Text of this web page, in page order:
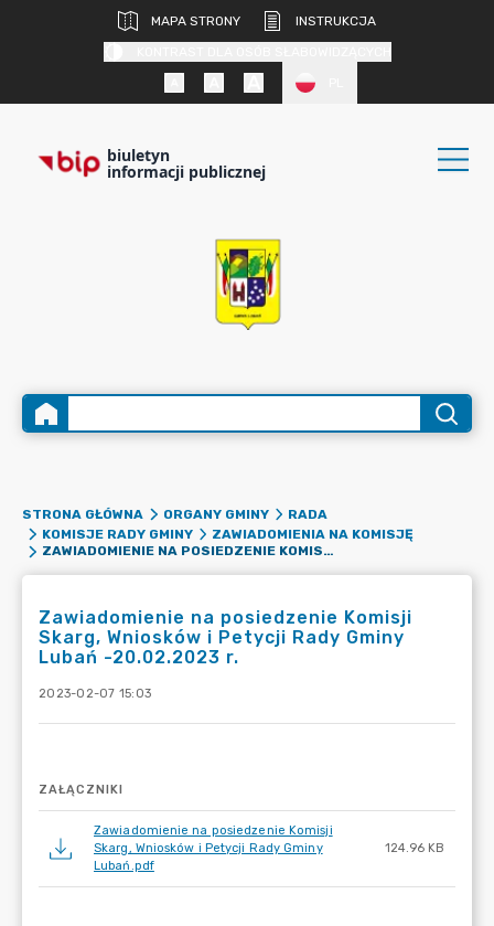
MAPA STRONY
INSTRUKCJA
biuletyn
informacji publicznej
STRONA GŁÓWNA ORGANY GMINY
RADA
KOMISJE RADY GMINY
ZAWIADOMIENIA NA KOMISJĘ
ZAWIADOMIENIE NA POSIEDZENIE KOMISJI SKARG, WNIOSKÓW I PETYCJI RADY GMINY LUBAŃ -20.02.2023 R.
Zawiadomienie na posiedzenie Komisji
Skarg, Wniosków i Petycji Rady Gminy
Lubań -20.02.2023 r.
2023-02-07 15:03
ZAŁĄCZNIKI
Zawiadomienie na posiedzenie Komisji
Skarg, Wniosków i Petycji Rady Gminy
Lubań.pdf
124.96 KB